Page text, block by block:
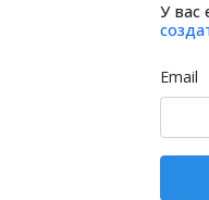
У вас
Email